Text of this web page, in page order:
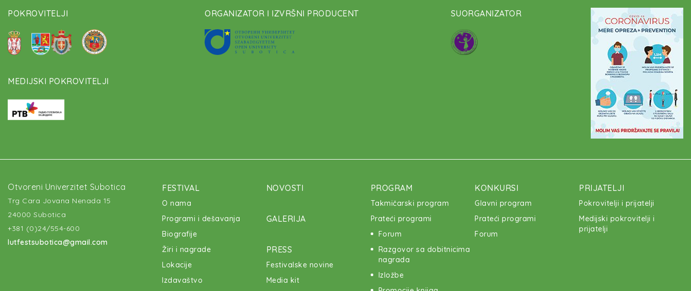
POKROVITELJI ORGANIZATOR I IZVRŠNI PRODUCENT SUORGANIZATOR
MEDIJSKI POKROVITELJI
Otvoreni Univerzitet Subotica
Trg Cara Jovana Nenada 15
24000 Subotica
+381 (0)24/554-600
lutfestsubotica@gmail.com
FESTIVAL
O nama
Programi i dešavanja
Biografije
Žiri i nagrade
Lokacije
Izdavaštvo
NOVOSTI PROGRAM
Takmičarski program
Prateći programi
Forum
Razgovor sa dobitnicima
nagrada
Izložbe
KONKURSI
Glavni program
Prateći programi
Forum
GALERIJA
PRIJATELJI
Pokrovitelji i prijatelji
Medijski pokrovitelji i
prijatelji
PRESS
Festivalske novine
Media kit